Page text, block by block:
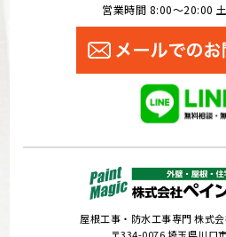
営業時間 8:00～20:00
屋根工事・防水工事専門 株式
〒334-0076 埼玉県川口